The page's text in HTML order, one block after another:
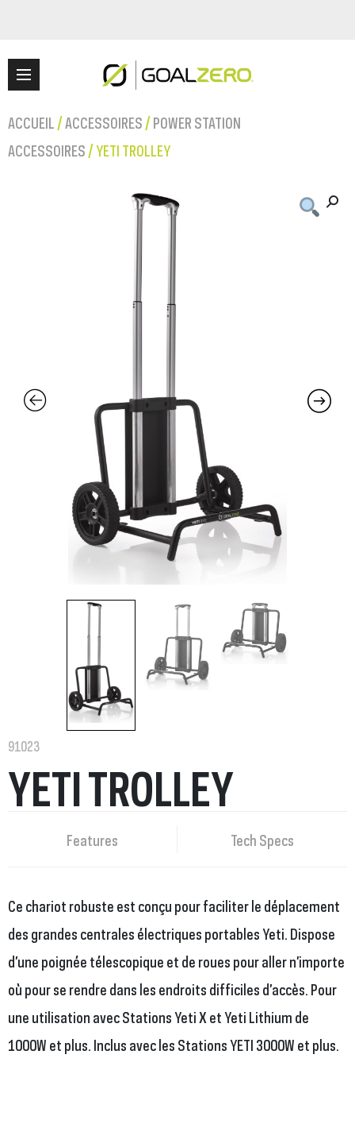
ACCUEIL/ACCESSOIRES/POWER STATION
ACCESSOIRES/ YETI TROLLEY
91023
YETI TROLLEY
Features Tech Specs
Ce chariot robuste est conçu pour faciliter le déplacement
des grandes centrales électriques portables Yeti. Dispose
d’une poignée télescopique et de roues pour aller n’importe
où pour se rendre dans les endroits difficiles d’accès. Pour
une utilisation avec Stations Yeti X et Yeti Lithium de
1000W et plus. Inclus avec les Stations YETI 3000W et plus.